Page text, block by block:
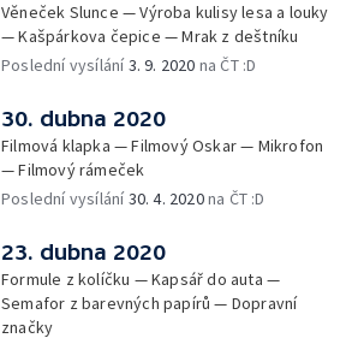
Věneček Slunce — Výroba kulisy lesa a louky
— Kašpárkova čepice — Mrak z deštníku
Poslední vysílání3. 9. 2020 na ČT :D
30. dubna 2020
Filmová klapka — Filmový Oskar — Mikrofon
— Filmový rámeček
Poslední vysílání30. 4. 2020na ČT :D
23. dubna 2020
Formule z kolíčku — Kapsář do auta —
Semafor z barevných papírů — Dopravní
značky